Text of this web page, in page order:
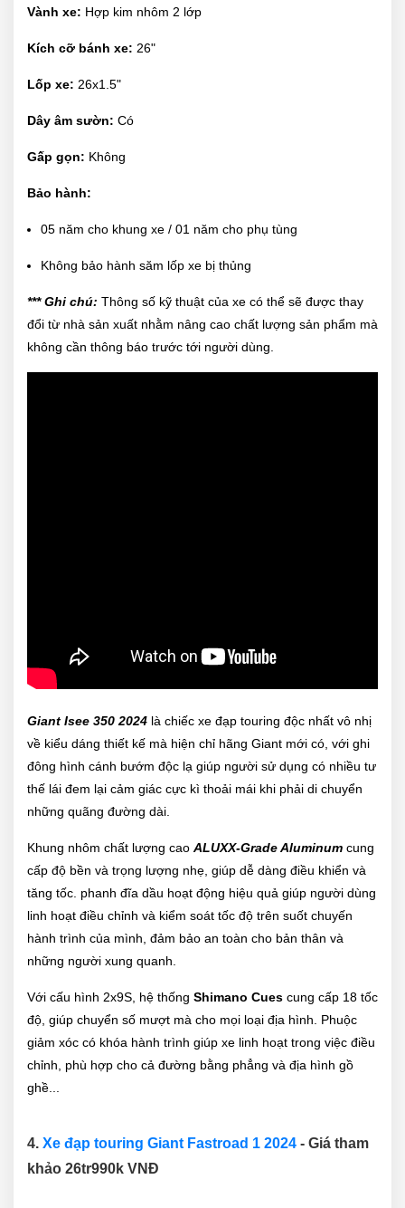
Vành xe: Hợp kim nhôm 2 lớp
Kích cỡ bánh xe: 26"
Lốp xe: 26x1.5"
Dây âm sườn: Có
Gấp gọn: Không
Bảo hành:
05 năm cho khung xe / 01 năm cho phụ tùng
Không bảo hành săm lốp xe bị thủng
*** Ghi chú: Thông số kỹ thuật của xe có thể sẽ được thay
đổi từ nhà sản xuất nhằm nâng cao chất lượng sản phẩm mà
không cần thông báo trước tới người dùng.
Giant Isee 350 2024 là chiếc xe đạp touring độc nhất vô nhị
về kiểu dáng thiết kế mà hiện chỉ hãng Giant mới có, với ghi
đông hình cánh bướm độc lạ giúp người sử dụng có nhiều tư
thế lái đem lại cảm giác cực kì thoải mái khi phải di chuyển
những quãng đường dài.
Khung nhôm chất lượng cao ALUXX-Grade Aluminum cung
cấp độ bền và trọng lượng nhẹ, giúp dễ dàng điều khiển và
tăng tốc. phanh đĩa dầu hoạt động hiệu quả giúp người dùng
linh hoạt điều chỉnh và kiểm soát tốc độ trên suốt chuyến
hành trình của mình, đảm bảo an toàn cho bản thân và
những người xung quanh.
Với cấu hình 2x9S, hệ thống Shimano Cues cung cấp 18 tốc
độ, giúp chuyển số mượt mà cho mọi loại địa hình. Phuộc
giảm xóc có khóa hành trình giúp xe linh hoạt trong việc điều
chỉnh, phù hợp cho cả đường bằng phẳng và địa hình gồ
ghề...
4. Xe đạp touring Giant Fastroad 1 2024 - Giá tham
khảo 26tr990k VNĐ